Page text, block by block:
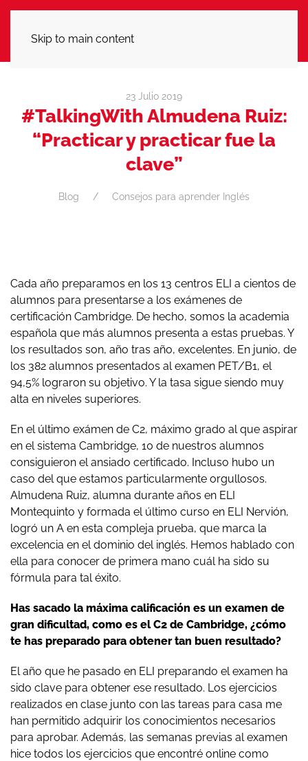
Skip to main content
23 Julio 2019
#TalkingWith Almudena Ruiz:
“Practicar y practicar fue la
clave”
Blog Consejos para aprender Inglés
Cada año preparamos en los 13 centros ELI a cientos de
alumnos para presentarse a los exámenes de
certificación Cambridge. De hecho, somos la academia
española que más alumnos presenta a estas pruebas. Y
los resultados son, año tras año, excelentes. En junio, de
los 382 alumnos presentados al examen PET/B1, el
94,5% lograron su objetivo. Y la tasa sigue siendo muy
alta en niveles superiores.
En el último exámen de C2, máximo grado al que aspirar
en el sistema Cambridge, 10 de nuestros alumnos
consiguieron el ansiado certificado. Incluso hubo un
caso del que estamos particularmente orgullosos.
Almudena Ruiz, alumna durante años en ELI
Montequinto y formada el último curso en ELI Nervión,
logró un A en esta compleja prueba, que marca la
excelencia en el dominio del inglés. Hemos hablado con
ella para conocer de primera mano cuál ha sido su
fórmula para tal éxito.
Has sacado la máxima calificación es un examen de
gran dificultad, como es el C2 de Cambridge, ¿cómo
te has preparado para obtener tan buen resultado?
El año que he pasado en ELI preparando el examen ha
sido clave para obtener ese resultado. Los ejercicios
realizados en clase junto con las tareas para casa me
han permitido adquirir los conocimientos necesarios
para aprobar. Además, las semanas previas al examen
hice todos los ejercicios que encontré online como